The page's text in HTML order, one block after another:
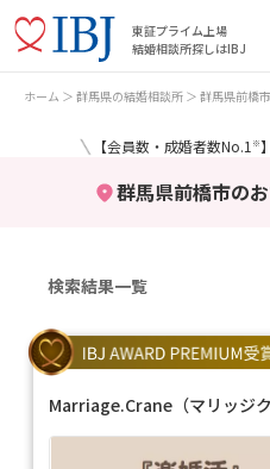
東証プライム上場
結婚相談所探しはIBJ
ホーム 群馬県の結婚相談所 群馬県前橋市
＼ 【会員数・成婚者数No.1 ※
群馬県前橋市の
検索結果一覧
Marriage.Crane（マリッジク